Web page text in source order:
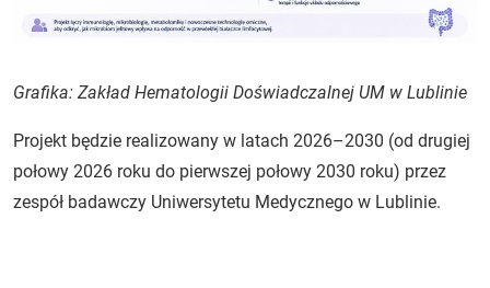
Grafika: Zakład Hematologii Doświadczalnej UM w Lublinie
Projekt będzie realizowany w latach 2026–2030 (od drugiej
połowy 2026 roku do pierwszej połowy 2030 roku) przez
zespół badawczy Uniwersytetu Medycznego w Lublinie.